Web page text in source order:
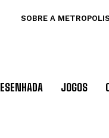
SOBRE A METROPOLIS
JOGOS